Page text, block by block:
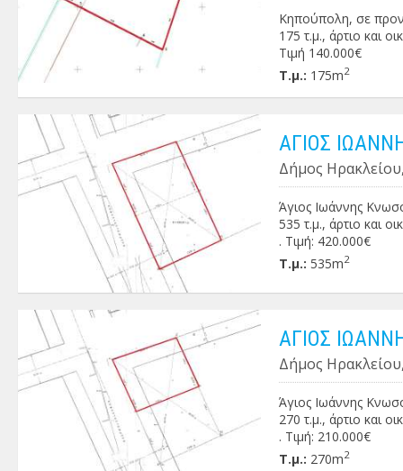
Κηπούπολη, σε
175 τ.μ., άρτιο και
Τιμή 140.000€
Τ.μ.: 175m2
ΑΓΙΟΣ
Δήμος
Άγιος Ιωάννης
535 τ.μ., άρτιο και
. Τιμή: 420.000€
Τ.μ.: 535m2
ΑΓΙΟΣ
Δήμος
Άγιος Ιωάννης
270 τ.μ., άρτιο και
. Τιμή: 210.000€
Τ.μ.: 270m2